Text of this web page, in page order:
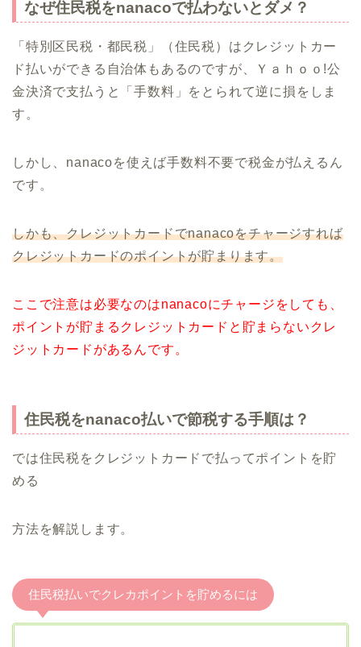
なぜ住民税をnanacoで払わないとダメ？
「特別区民税・都民税」（住民税）はクレジットカー
ド払いができる自治体もあるのですが、Ｙａｈｏｏ!公
金決済で支払うと「手数料」をとられて逆に損をしま
す。
しかし、nanacoを使えば手数料不要で税金が払えるん
です。
しかも、クレジットカードでnanacoをチャージすれば
クレジットカードのポイントが貯まります。
ここで注意は必要なのはnanacoにチャージをしても、
ポイントが貯まるクレジットカードと貯まらないクレ
ジットカードがあるんです。
住民税をnanaco払いで節税する手順は？
では住民税をクレジットカードで払ってポイントを貯
める
方法を解説します。
住民税払いでクレカポイントを貯めるには